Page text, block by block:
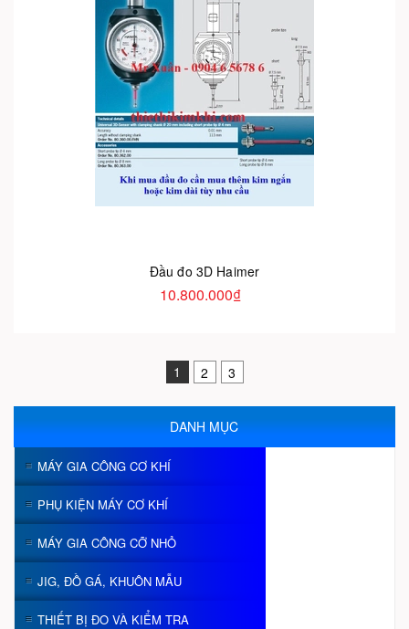
Đầu đo 3D Haimer
10.800.000₫
1 2 3
DANH MỤC
MÁY GIA CÔNG CƠ KHÍ
PHỤ KIỆN MÁY CƠ KHÍ
MÁY GIA CÔNG CỠ NHỎ
JIG, ĐỒ GÁ, KHUÔN MẪU
THIẾT BỊ ĐO VÀ KIỂM TRA